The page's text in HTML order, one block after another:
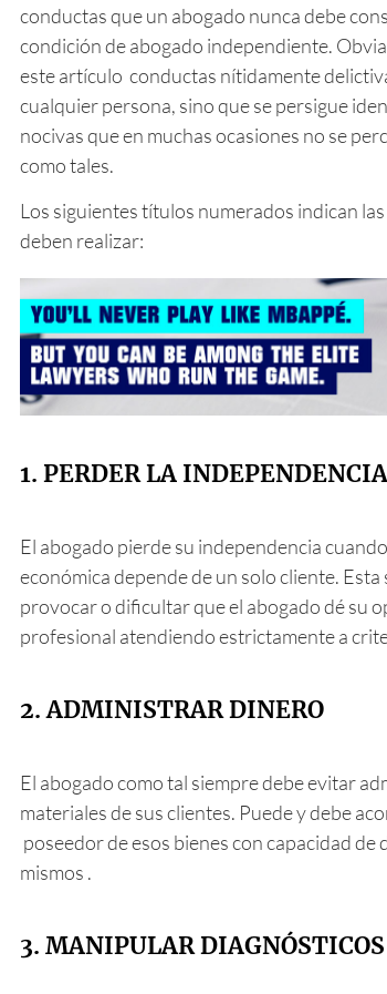
conductas que un abogado nunca debe
condición de abogado independiente.
este artículo conductas nítidamente
cualquier persona, sino que se persigue
nocivas que en muchas ocasiones no se
como tales.
Los siguientes títulos numerados indican
deben realizar:
1. PERDER LA INDEPENDENCIA
El abogado pierde su independencia
económica depende de un solo cliente.
provocar o dificultar que el abogado dé su
profesional atendiendo estrictamente a
2. ADMINISTRAR DINERO
El abogado como tal siempre debe evitar
materiales de sus clientes. Puede y debe
poseedor de esos bienes con capacidad de
mismos .
3. MANIPULAR